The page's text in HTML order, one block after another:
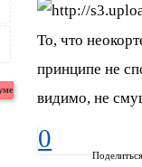
То, что
принципе не
видимо, не
0